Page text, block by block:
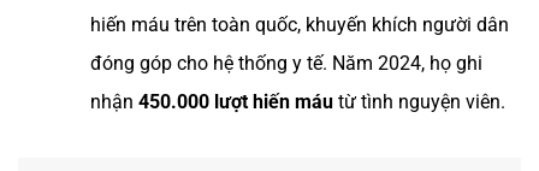
hiến máu trên toàn quốc, khuyến khích người dân
đóng góp cho hệ thống y tế. Năm 2024, họ ghi
nhận 450.000 lượt hiến máutừ tình nguyện viên.